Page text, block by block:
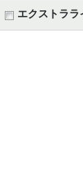
エクストラ